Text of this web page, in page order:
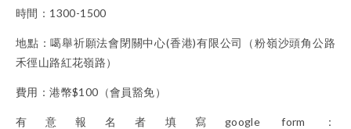
時間：1300-1500
地點：噶舉祈願法會閉關中心(香港)有限公司（粉嶺沙頭角公路
禾徑山路紅花嶺路）
費用：港幣$100（會員豁免）
有意報名者填寫google form：